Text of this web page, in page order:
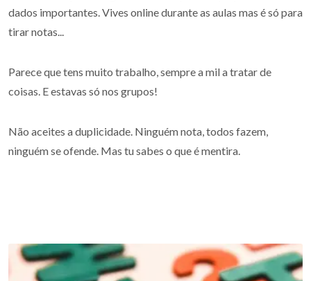
dados importantes. Vives online durante as aulas mas é só para
tirar notas...
Parece que tens muito trabalho, sempre a mil a tratar de
coisas. E estavas só nos grupos!
Não aceites a duplicidade. Ninguém nota, todos fazem,
ninguém se ofende. Mas tu sabes o que é mentira.